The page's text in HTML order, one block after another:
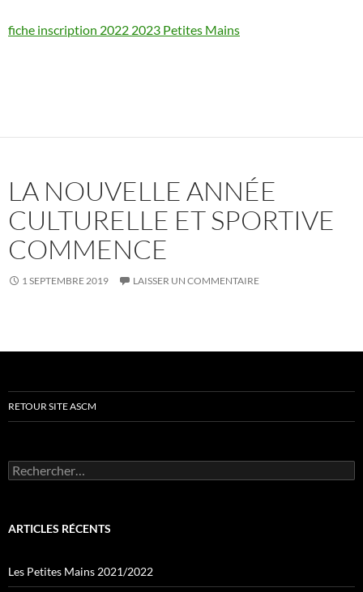
fiche inscription 2022 2023 Petites Mains
LA NOUVELLE ANNÉE
CULTURELLE ET SPORTIVE
COMMENCE
1 SEPTEMBRE 2019 LAISSER UN COMMENTAIRE
RETOUR SITE ASCM
Rechercher :
ARTICLES RÉCENTS
Les Petites Mains 2021/2022